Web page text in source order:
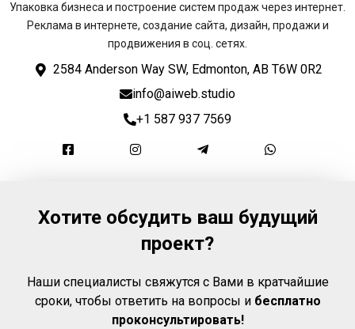
Упаковка бизнеса и построение систем продаж через интернет.
Реклама в интернете, создание сайта, дизайн, продажи и
продвижения в соц. сетях.
2584 Anderson Way SW, Edmonton, AB T6W 0R2
info@aiweb.studio
+1 587 937 7569
Хотите обсудить ваш будущий
проект?
Наши специалисты свяжутся с Вами в кратчайшие
сроки, чтобы ответить на вопросы и бесплатно
проконсультировать!